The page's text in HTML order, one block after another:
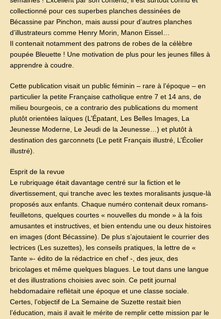
collectionné pour ces superbes planches dessinées de
Bécassine par Pinchon, mais aussi pour d’autres planches
d’illustrateurs comme Henry Morin, Manon Eissel…
Il contenait notamment des patrons de robes de la célèbre
poupée Bleuette ! Une motivation de plus pour les jeunes filles à
apprendre à coudre.
Cette publication visait un public féminin – rare à l’époque – en
particulier la petite Française catholique entre 7 et 14 ans, de
milieu bourgeois, ce a contrario des publications du moment
plutôt orientées laïques (L’Épatant, Les Belles Images, La
Jeunesse Moderne, Le Jeudi de la Jeunesse…) et plutôt à
destination des garconnets (Le petit Français illustré, L’Écolier
illustré).
Esprit de la revue
Le rubriquage était davantage centré sur la fiction et le
divertissement, qui tranche avec les textes moralisants jusque-là
proposés aux enfants. Chaque numéro contenait deux romans-
feuilletons, quelques courtes « nouvelles du monde » à la fois
amusantes et instructives, et bien entendu une ou deux histoires
en images (dont Bécassine). De plus s’ajoutaient le courrier des
lectrices (Les suzettes), les conseils pratiques, la lettre de «
Tante »- édito de la rédactrice en chef -, des jeux, des
bricolages et même quelques blagues. Le tout dans une langue
et des illustrations choisies avec soin. Ce petit journal
hebdomadaire reflètait une époque et une classe sociale.
Certes, l’objectif de La Semaine de Suzette restait bien
l’éducation, mais il avait le mérite de remplir cette mission par le